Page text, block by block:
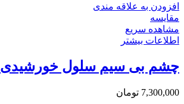
افزودن به علاقه مندی
مقایسه
مشاهده سریع
اطلاعات بیشتر
چشم بی سیم سلول خورشیدی chuango
7,300,000 تومان